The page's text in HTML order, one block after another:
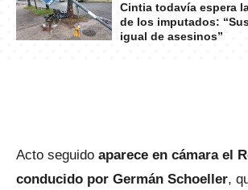
Cintia todavía espera
de los imputados:
igual de asesinos”
Acto seguido aparece en cámara el
conducido por Germán Schoeller,